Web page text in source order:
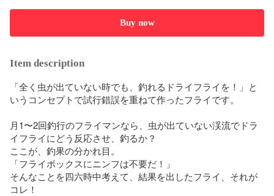
Buy now
Item description
「全く虫が出ていない時でも、釣れるドライフライを！」と
いうコンセプトで試行錯誤を重ねて作ったフライです。
月1〜2回釣行のフライマンなら、虫が出ていない渓流でドラ
イフライにどう反応させ、釣るか？
ここが、釣果の分かれ目。
「フライボックスにニンフは不要だ！」
そんなことを四六時中考えて、結果を出したフライ、それが
コレ！